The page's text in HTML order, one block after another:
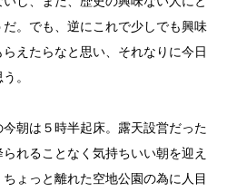
。でも、逆にこれで少しでも興味
えたらなと思い、それなりに今日
。
朝は５時半起床。露天設営だった
れることなく気持ちいい朝を迎え
ょっと離れた空地公園の為に人目